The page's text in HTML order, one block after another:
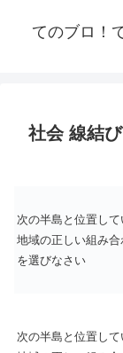
てのブロ！
社会 線結
次の半島と位置して
地域の正しい組み合
を選びなさい
次の半島と位置して